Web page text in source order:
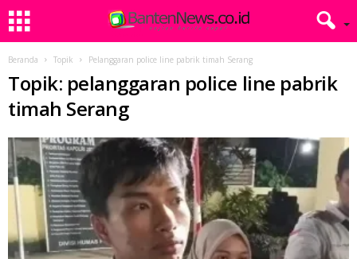
Beranda Topik Pelanggaran police line pabrik timah Serang
Topik: pelanggaran police line pabrik
timah Serang